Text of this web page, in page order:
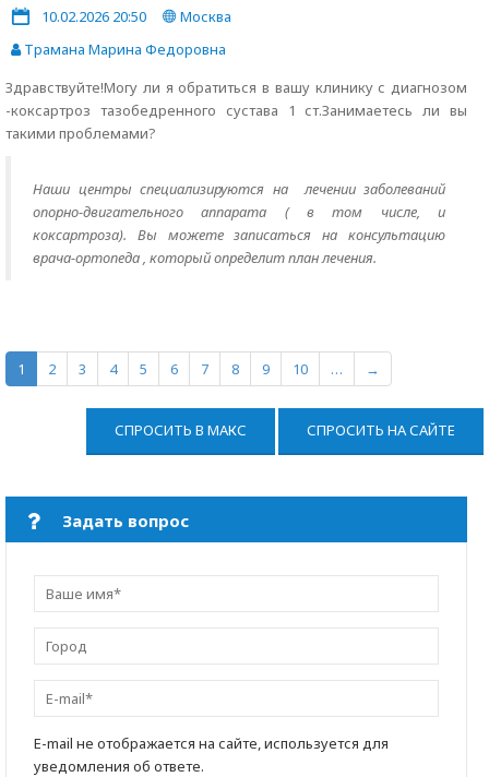
10.02.2026 20:50
Москва
Трамана Марина Федоровна
Здравствуйте!Могу ли я обратиться в вашу клинику с диагнозом
-коксартроз тазобедренного сустава 1 ст.Занимаетесь ли вы
такими проблемами?
Наши центры специализируются на лечении заболеваний
опорно-двигательного аппарата ( в том числе, и
коксартроза). Вы можете записаться на консультацию
врача-ортопеда , который определит план лечения.
1 2 3 4 5 6 7 8 9 10 … →
СПРОСИТЬ В МАКС СПРОСИТЬ НА САЙТЕ
Задать вопрос
E-mail не отображается на сайте, используется для
уведомления об ответе.